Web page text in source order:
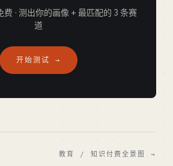
费 · 测出你的画像 + 最匹配的 3 条赛
道
开始测试 →
教育 / 知识付费全景图 →